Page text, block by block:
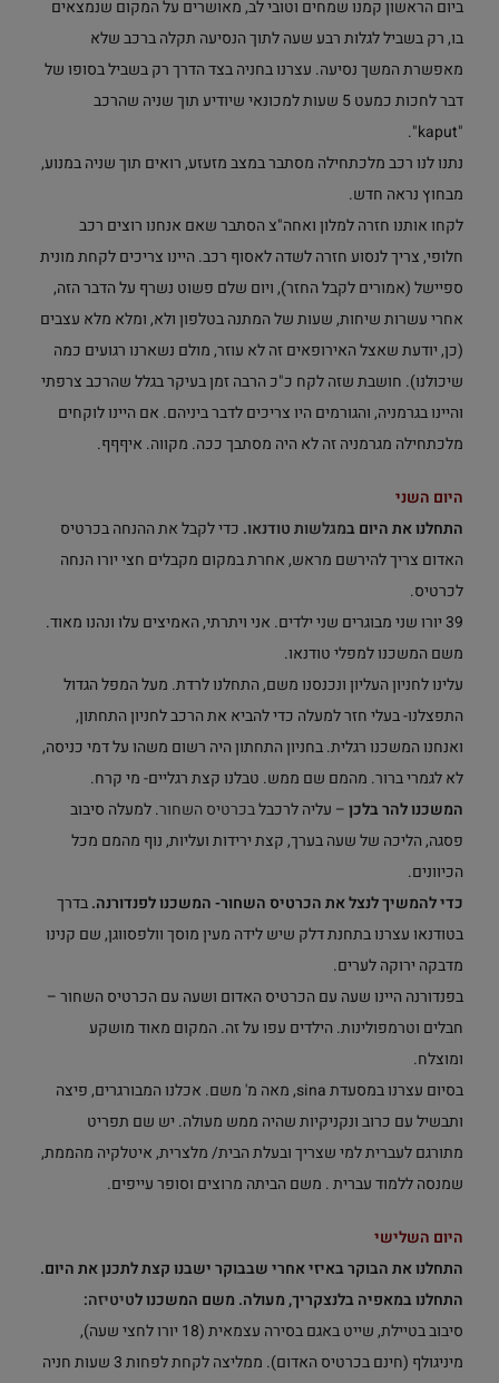
ביום הראשון קמנו שמחים וטובי לב, מאושרים על המקום שנמצאים
בו, רק בשביל לגלות רבע שעה לתוך הנסיעה תקלה ברכב שלא
מאפשרת המשך נסיעה. עצרנו בחניה בצד הדרך רק בשביל בסופו של
דבר לחכות כמעט 5 שעות למכונאי שיודיע תוך שניה שהרכב
"kaput".
נתנו לנו רכב מלכתחילה מסתבר במצב מזעזע, רואים תוך שניה במנוע,
מבחוץ נראה חדש.
לקחו אותנו חזרה למלון ואחה"צ הסתבר שאם אנחנו רוצים רכב
חלופי, צריך לנסוע חזרה לשדה לאסוף רכב. היינו צריכים לקחת מונית
ספיישל (אמורים לקבל החזר), ויום שלם פשוט נשרף על הדבר הזה,
אחרי עשרות שיחות, שעות של המתנה בטלפון ולא, ומלא מלא עצבים
(כן, יודעת שאצל האירופאים זה לא עוזר, מולם נשארנו רגועים כמה
שיכולנו). חושבת שזה לקח כ"כ הרבה זמן בעיקר בגלל שהרכב צרפתי
והיינו בגרמניה, והגורמים היו צריכים לדבר ביניהם. אם היינו לוקחים
מלכתחילה מגרמניה זה לא היה מסתבך ככה. מקווה. איףףף.
היום השני
התחלנו את היום במגלשות טודנאו. כדי לקבל את ההנחה בכרטיס
האדום צריך להירשם מראש, אחרת במקום מקבלים חצי יורו הנחה
לכרטיס.
39 יורו שני מבוגרים שני ילדים. אני ויתרתי, האמיצים עלו ונהנו מאוד.
משם המשכנו למפלי טודנאו.
עלינו לחניון העליון ונכנסנו משם, התחלנו לרדת. מעל המפל הגדול
התפצלנו- בעלי חזר למעלה כדי להביא את הרכב לחניון התחתון,
ואנחנו המשכנו רגלית. בחניון התחתון היה רשום משהו על דמי כניסה,
לא לגמרי ברור. מהמם שם ממש. טבלנו קצת רגליים- מי קרח.
המשכנו להר בלכן– עליה לרכבלבכרטיס השחור. למעלה סיבוב
פסגה, הליכה של שעה בערך, קצת ירידות ועליות, נוף מהמם מכל
הכיוונים.
כדי להמשיך לנצל את הכרטיס השחור- המשכנו לפנדורנה.בדרך
בטודנאו עצרנו בתחנת דלק שיש לידה מעין מוסך וולפסווגן, שם קנינו
מדבקה ירוקה לערים.
בפנדורנה היינו שעה עם הכרטיס האדום ושעה עם הכרטיס השחור –
חבלים וטרמפולינות. הילדים עפו על זה. המקום מאוד מושקע
ומוצלח.
בסיום עצרנו במסעדת sina, מאה מ' משם. אכלנו המבורגרים, פיצה
ותבשיל עם כרוב ונקניקיות שהיה ממש מעולה. יש שם תפריט
מתורגם לעברית למי שצריך ובעלת הבית/ מלצרית, איטלקיה מהממת,
שמנסה ללמוד עברית . משם הביתה מרוצים וסופר עייפים.
היום השלישי
התחלנו את הבוקר באיזי אחרי שבבוקר ישבנו קצת לתכנן את היום.
התחלנו במאפיה בלנצקריך, מעולה. משם המשכנו לטיטיזה:
סיבוב בטיילת, שייט באגם בסירה עצמאית (18 יורו לחצי שעה),
מיניגולף (חינם בכרטיס האדום). ממליצה לקחת לפחות 3 שעות חניה